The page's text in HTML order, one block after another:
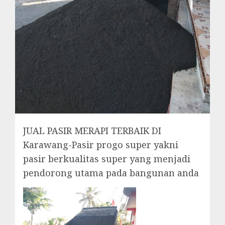
JUAL PASIR MERAPI TERBAIK DI
Karawang-Pasir progo super yakni
pasir berkualitas super yang menjadi
pendorong utama pada bangunan anda